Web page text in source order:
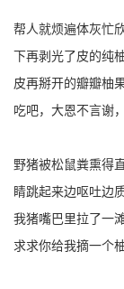
帮人就烦遍体灰忙
下再剥光了皮的纯
皮再掰开的瓣瓣柚
吃吧，大恩不言谢
野猪被松鼠粪熏得
睛跳起来边呕吐边
我猪嘴巴里拉了一
求求你给我摘一个